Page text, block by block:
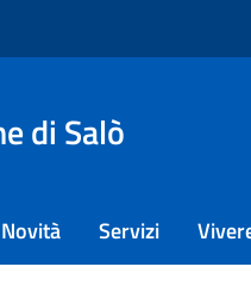
di Salò
Novità Servizi